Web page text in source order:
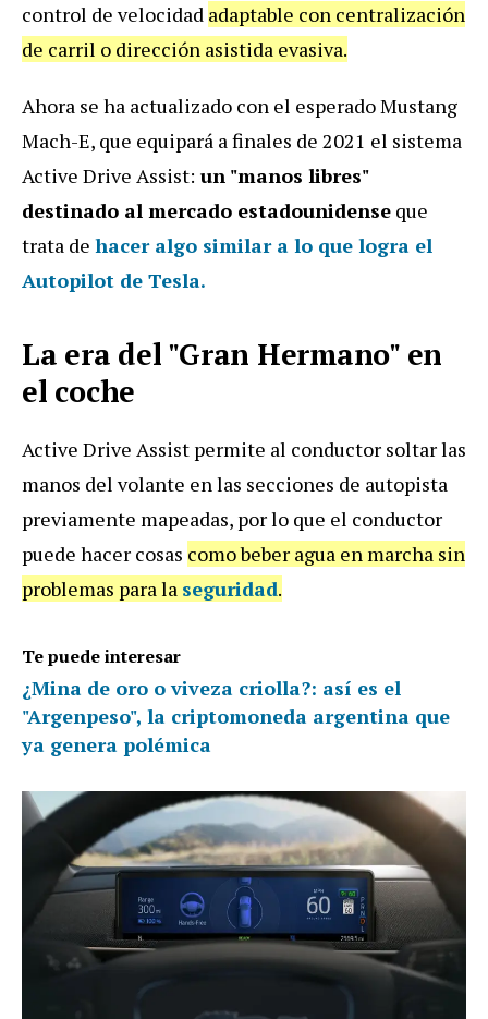
control de velocidad adaptable con centralización
de carril o dirección asistida evasiva.
Ahora se ha actualizado con el esperado Mustang
Mach-E, que equipará a finales de 2021 el sistema
Active Drive Assist: un "manos libres"
destinado al mercado estadounidense que
trata de hacer algo similar a lo que logra el
Autopilot de Tesla.
La era del "Gran Hermano" en
el coche
Active Drive Assist permite al conductor soltar las
manos del volante en las secciones de autopista
previamente mapeadas, por lo que el conductor
puede hacer cosas como beber agua en marcha sin
problemas para la seguridad.
Te puede interesar
¿Mina de oro o viveza criolla?: así es el
"Argenpeso", la criptomoneda argentina que
ya genera polémica